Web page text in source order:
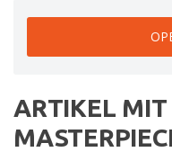
ARTIKEL MIT